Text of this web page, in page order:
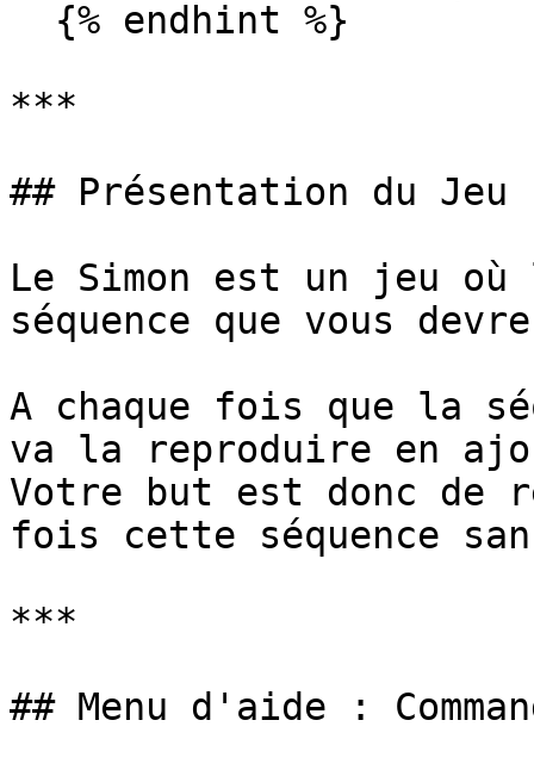
***
## Présentation du Jeu
Le Simon est un jeu
séquence que vous
A chaque fois que la
va la reproduire en
Votre but est donc de
fois cette séquence
***
## Menu d'aide :